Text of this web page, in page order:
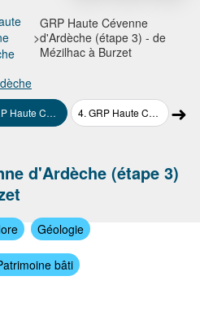
Voir l'image en plein écran
>
GRP Haute Cévenne
d'Ardèche (étape 3) - de
Mézilhac à Burzet
d'Ardèche (étape 3) - de Mézilhac à Burzet 4. GRP Haute Cévenne d'Ardèche (étape 4) - de Burzet à Antraigues 5.
➜
d'Ardèche (étape 3)
Géologie
bâti